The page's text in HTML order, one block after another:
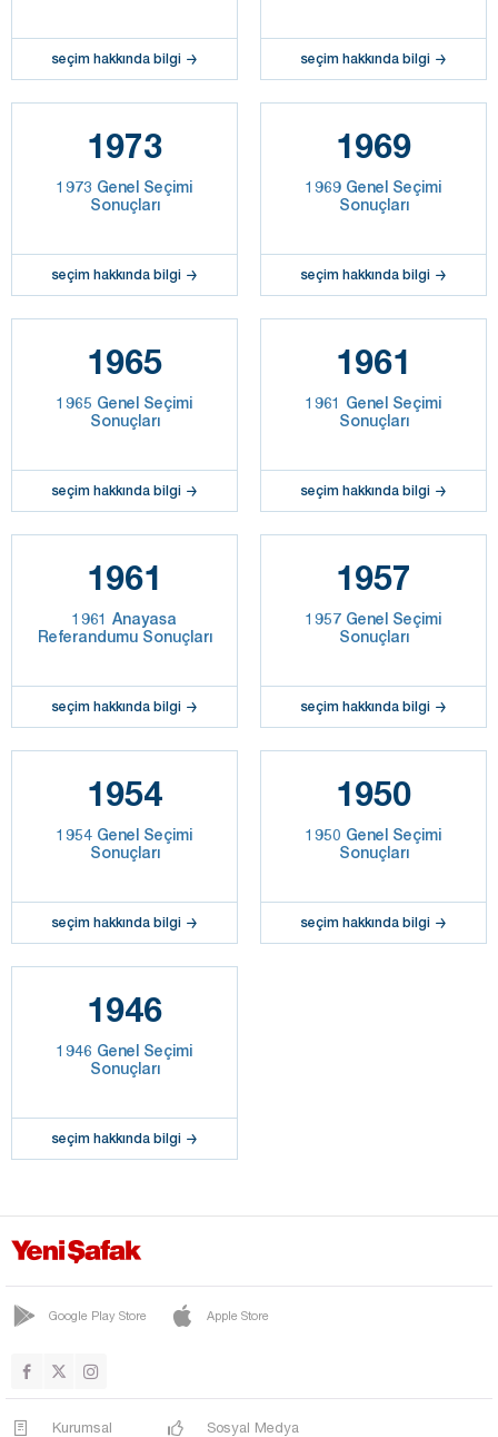
seçim hakkında bilgi seçim hakkında bilgi
1973
1973 Genel Seçimi
Sonuçları
seçim hakkında bilgi
1969
1969 Genel Seçimi
Sonuçları
seçim hakkında bilgi
1965
1965 Genel Seçimi
Sonuçları
seçim hakkında bilgi
1961
1961 Genel Seçimi
Sonuçları
seçim hakkında bilgi
1961
1961 Anayasa
Referandumu Sonuçları
seçim hakkında bilgi
1957
1957 Genel Seçimi
Sonuçları
seçim hakkında bilgi
1954
1954 Genel Seçimi
Sonuçları
seçim hakkında bilgi
1950
1950 Genel Seçimi
Sonuçları
seçim hakkında bilgi
1946
1946 Genel Seçimi
Sonuçları
seçim hakkında bilgi
Google Play Store Apple Store
Kurumsal Sosyal Medya